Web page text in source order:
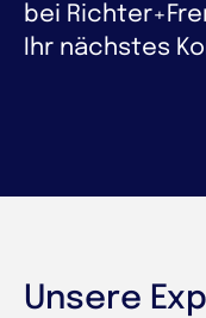
bei
Ihr nächstes
Unsere